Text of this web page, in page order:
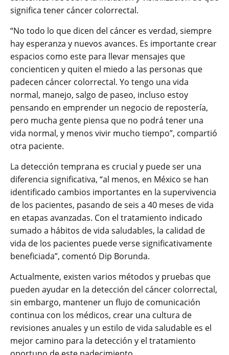
significa tener cáncer colorrectal.
“No todo lo que dicen del cáncer es verdad, siempre
hay esperanza y nuevos avances. Es importante crear
espacios como este para llevar mensajes que
concienticen y quiten el miedo a las personas que
padecen cáncer colorrectal. Yo tengo una vida
normal, manejo, salgo de paseo, incluso estoy
pensando en emprender un negocio de repostería,
pero mucha gente piensa que no podrá tener una
vida normal, y menos vivir mucho tiempo”, compartió
otra paciente.
La detección temprana es crucial y puede ser una
diferencia significativa, “al menos, en México se han
identificado cambios importantes en la supervivencia
de los pacientes, pasando de seis a 40 meses de vida
en etapas avanzadas. Con el tratamiento indicado
sumado a hábitos de vida saludables, la calidad de
vida de los pacientes puede verse significativamente
beneficiada”, comentó Dip Borunda.
Actualmente, existen varios métodos y pruebas que
pueden ayudar en la detección del cáncer colorrectal,
sin embargo, mantener un flujo de comunicación
continua con los médicos, crear una cultura de
revisiones anuales y un estilo de vida saludable es el
mejor camino para la detección y el tratamiento